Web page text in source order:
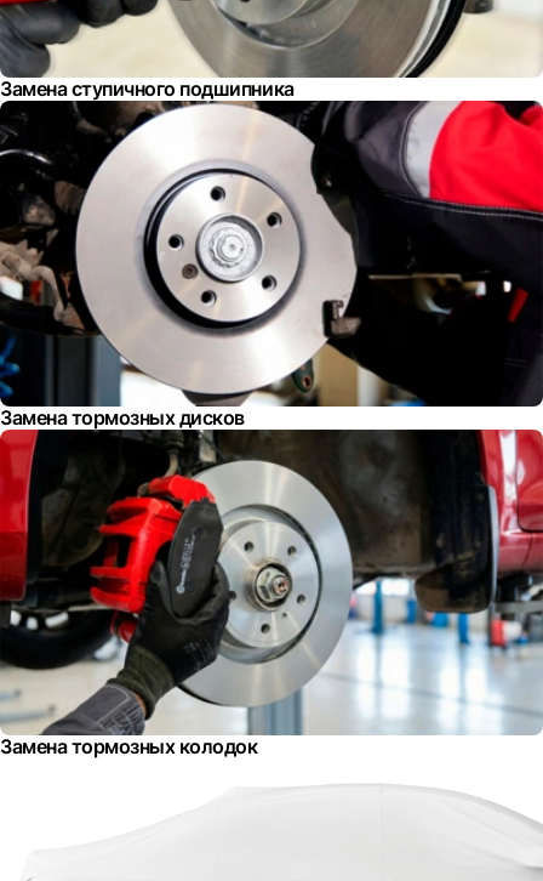
Замена ступичного подшипника
Замена тормозных дисков
Замена тормозных колодок